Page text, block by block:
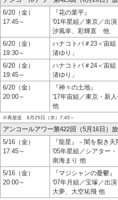
6/20（金）
17:45～
『花の業平』
'01年星組／東京／出
汐風幸、彩輝直 他
6/20（金）
19:30～
ハナコトバ＃23＜宙組
渚ゆり」
6/20（金）
19:45～
ハナコトバ＃24＜宙組
渚ゆり」
6/20（金）
20:00～
『神々の土地』
'17年宙組／東京・新
他
※再放送 6月25日（水）7:45～
アンコールアワー第422回（5月16日）
5/16（金）
17:45～
『龍星』－闇を裂き
'05年星組／シアター
南海まり 他
5/16（金）
20:00～
『マジシャンの憂鬱』
'07年月組／宝塚／出
大夢、大空祐飛 他